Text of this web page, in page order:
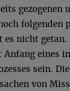
gezogenen
folgenden
es nicht
Anfang eines
sein. Die
von